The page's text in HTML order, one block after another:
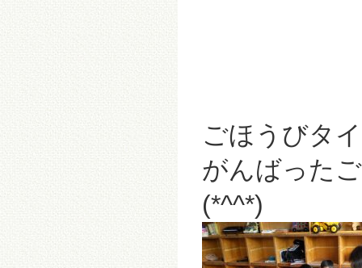
ごほうびタ
がんばった
(*^^*)